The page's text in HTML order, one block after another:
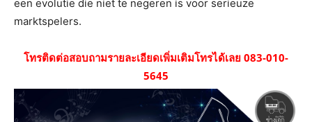
een evolutie die niet te negeren is voor serieuze
marktspelers.
โทรติดต่อสอบถามรายละเอียดเพิ่มเติมโทรได้เลย 083-010-
5645